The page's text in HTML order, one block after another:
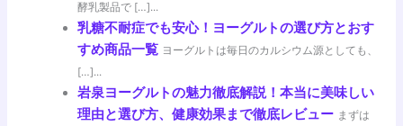
酵乳製品で […]...
乳糖不耐症でも安心！ヨーグルトの選び方とおす
すめ商品一覧 ヨーグルトは毎日のカルシウム源としても、
[…]...
岩泉ヨーグルトの魅力徹底解説！本当に美味しい
理由と選び方、健康効果まで徹底レビュー まずは